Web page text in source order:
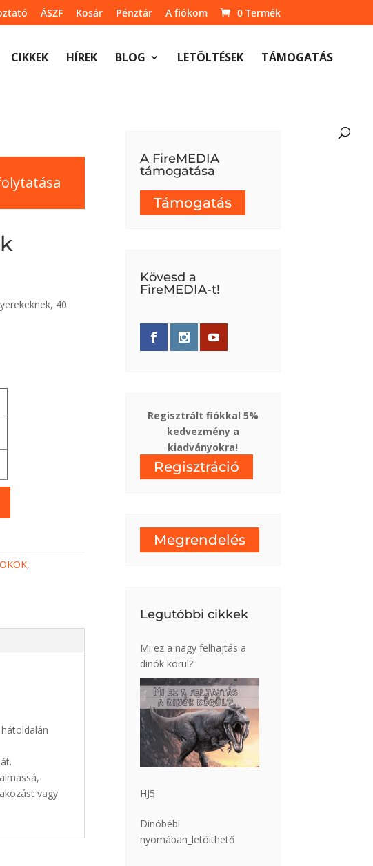
ÁSZF Kosár Pénztár A fiókom 0 Termék
CIKKEK HÍREK BLOG LETÖLTÉSEK TÁMOGATÁS
40
,
vagy
A FireMEDIA
támogatása
Támogatás
Kövesd a
FireMEDIA-t!
Regisztrált fiókkal 5%
kedvezmény a
kiadványokra!
Regisztráció
Megrendelés
Legutóbbi cikkek
Mi ez a nagy felhajtás a
dinók körül?
HJ5
Dinóbébi
nyomában_letölthető